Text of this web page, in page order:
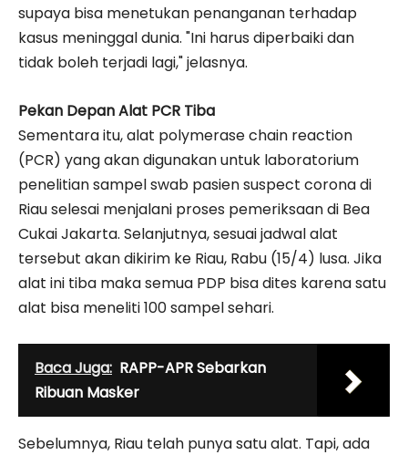
supaya bisa menetukan penanganan terhadap
kasus meninggal dunia. "Ini harus diperbaiki dan
tidak boleh terjadi lagi," jelasnya.
Pekan Depan Alat PCR Tiba
Sementara itu, alat polymerase chain reaction
(PCR) yang akan digunakan untuk laboratorium
penelitian sampel swab pasien suspect corona di
Riau selesai menjalani proses pemeriksaan di Bea
Cukai Jakarta. Selanjutnya, sesuai jadwal alat
tersebut akan dikirim ke Riau, Rabu (15/4) lusa. Jika
alat ini tiba maka semua PDP bisa dites karena satu
alat bisa meneliti 100 sampel sehari.
Baca Juga: RAPP-APR Sebarkan
Ribuan Masker
Sebelumnya, Riau telah punya satu alat. Tapi, ada